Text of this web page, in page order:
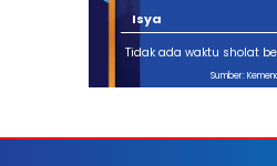
Isya
Tidak ada waktu sholat
Sumber: